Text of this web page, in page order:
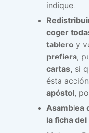
indique.
coger
tablero y
prefiera,
cartas, si
ésta
apóstol,
Asamblea
la ficha del